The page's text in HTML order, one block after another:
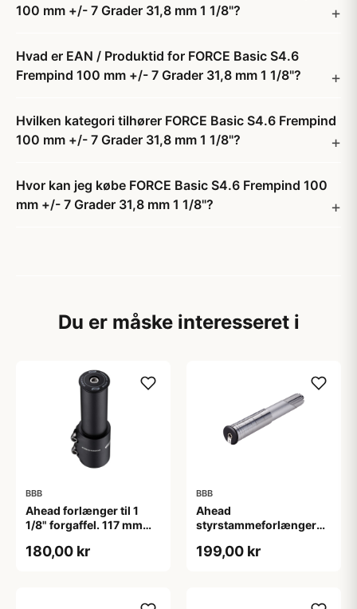
100 mm +/- 7 Grader 31,8 mm 1 1/8"?
Hvad er EAN / Produktid for FORCE Basic S4.6
Frempind 100 mm +/- 7 Grader 31,8 mm 1 1/8"?
Hvilken kategori tilhører FORCE Basic S4.6 Frempind
100 mm +/- 7 Grader 31,8 mm 1 1/8"?
Hvor kan jeg købe FORCE Basic S4.6 Frempind 100
mm +/- 7 Grader 31,8 mm 1 1/8"?
Du er måske interesseret i
BBB
Ahead forlænger til 1
1/8" forgaffel. 117 mm
180,00 kr
BBB
Ahead
styrstammeforlænger
199,00 kr